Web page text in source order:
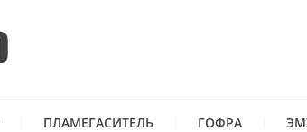
ПЛАМЕГАСИТЕЛЬ ГОФРА